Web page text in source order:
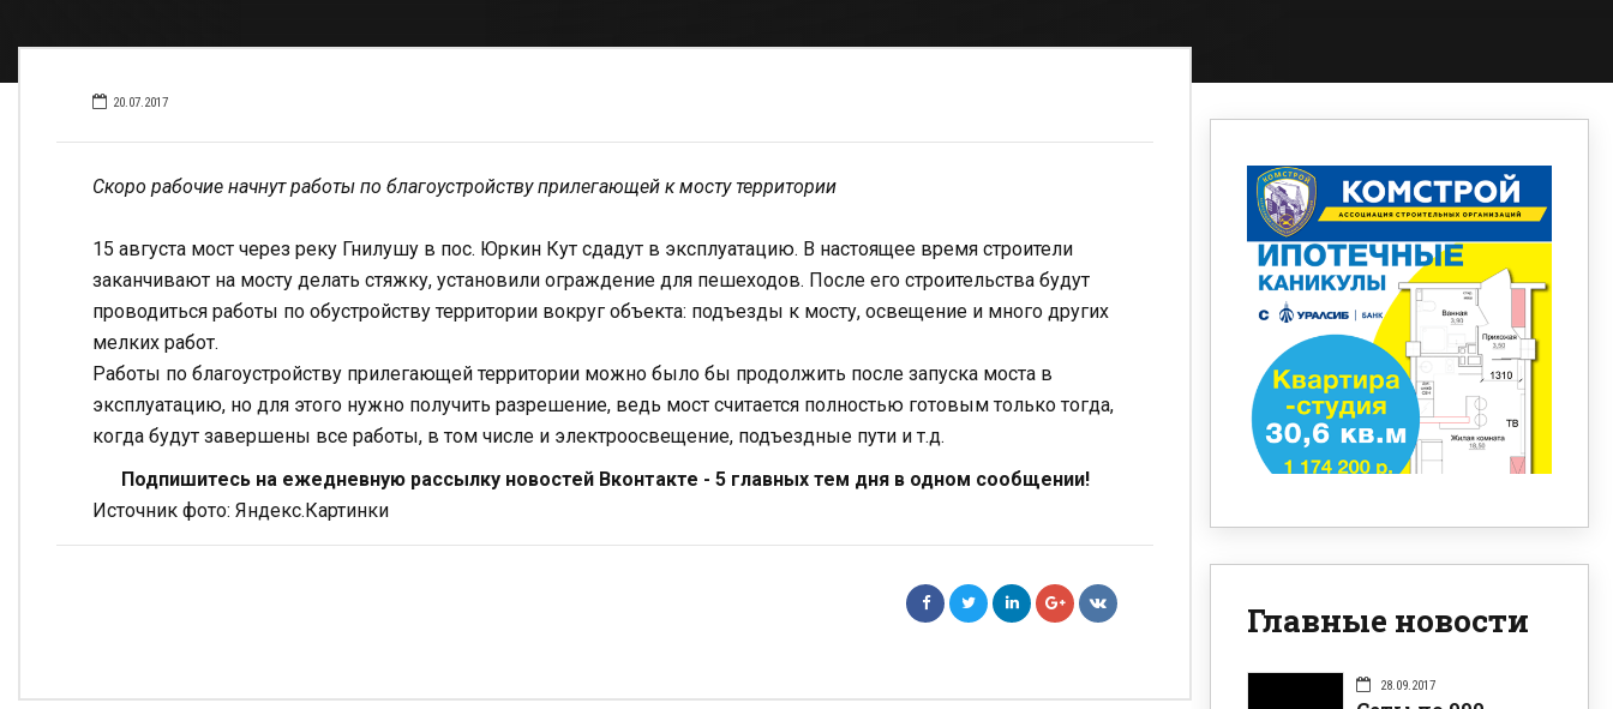
20.07.2017
Скоро рабочие начнут работы по благоустройству прилегающей к мосту территории
15 августа мост через реку Гнилушу в пос. Юркин Кут сдадут в эксплуатацию. В настоящее время строители
заканчивают на мосту делать стяжку, установили ограждение для пешеходов. После его строительства будут
проводиться работы по обустройству территории вокруг объекта: подъезды к мосту, освещение и много других
мелких работ.
Работы по благоустройству прилегающей территории можно было бы продолжить после запуска моста в
эксплуатацию, но для этого нужно получить разрешение, ведь мост считается полностью готовым только тогда,
когда будут завершены все работы, в том числе и электроосвещение, подъездные пути и т.д.
Подпишитесь на ежедневную рассылку новостей Вконтакте - 5 главных тем дня в одном сообщении!
Источник фото: Яндекс.Картинки
Главные новости
28.09.2017